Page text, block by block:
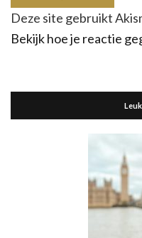
Deze site gebruikt
Bekijk hoe je reactie